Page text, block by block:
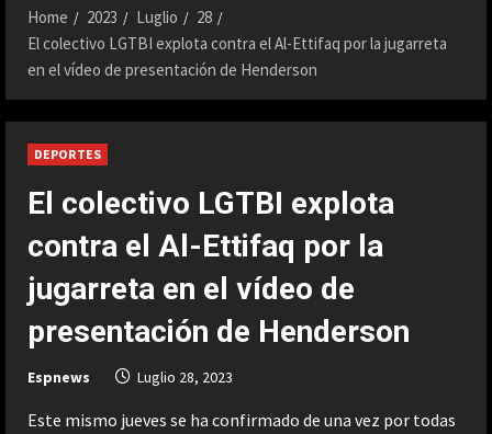
Home 2023 Luglio
28
El colectivo LGTBI explota contra el Al-Ettifaq por la jugarreta
en el vídeo de presentación de Henderson
DEPORTES
El colectivo LGTBI explota
contra el Al-Ettifaq por la
jugarreta en el vídeo de
presentación de Henderson
Espnews Luglio 28, 2023
Este mismo jueves se ha confirmado de una vez por todas